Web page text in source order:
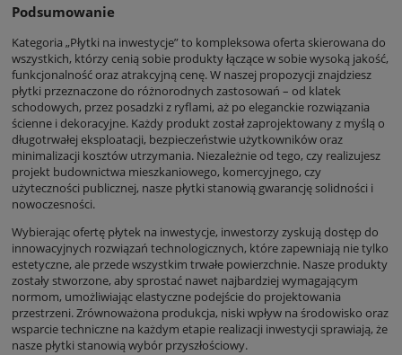
Podsumowanie
Kategoria „Płytki na inwestycje” to kompleksowa oferta skierowana do
wszystkich, którzy cenią sobie produkty łączące w sobie wysoką jakość,
funkcjonalność oraz atrakcyjną cenę. W naszej propozycji znajdziesz
płytki przeznaczone do różnorodnych zastosowań – od klatek
schodowych, przez posadzki z ryflami, aż po eleganckie rozwiązania
ścienne i dekoracyjne. Każdy produkt został zaprojektowany z myślą o
długotrwałej eksploatacji, bezpieczeństwie użytkowników oraz
minimalizacji kosztów utrzymania. Niezależnie od tego, czy realizujesz
projekt budownictwa mieszkaniowego, komercyjnego, czy
użyteczności publicznej, nasze płytki stanowią gwarancję solidności i
nowoczesności.
Wybierając ofertę płytek na inwestycje, inwestorzy zyskują dostęp do
innowacyjnych rozwiązań technologicznych, które zapewniają nie tylko
estetyczne, ale przede wszystkim trwałe powierzchnie. Nasze produkty
zostały stworzone, aby sprostać nawet najbardziej wymagającym
normom, umożliwiając elastyczne podejście do projektowania
przestrzeni. Zrównoważona produkcja, niski wpływ na środowisko oraz
wsparcie techniczne na każdym etapie realizacji inwestycji sprawiają, że
nasze płytki stanowią wybór przyszłościowy.